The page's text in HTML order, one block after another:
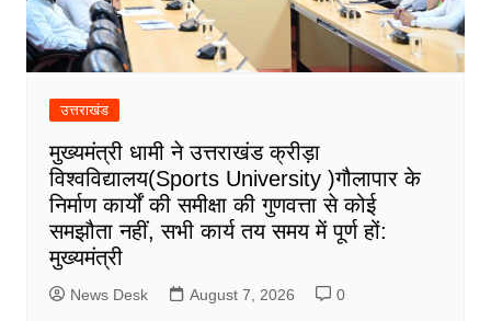
उत्तराखंड
मुख्यमंत्री धामी ने उत्तराखंड क्रीड़ा
विश्वविद्यालय(Sports University )गौलापार के
निर्माण कार्यों की समीक्षा की गुणवत्ता से कोई
समझौता नहीं, सभी कार्य तय समय में पूर्ण हों:
मुख्यमंत्री
News Desk August 7, 2026 0